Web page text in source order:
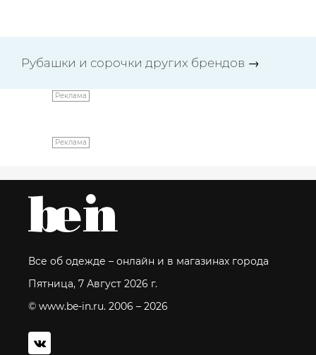
Рубашки и сорочки других брендов →
Реклама
Реклама
Все об одежде – онлайн и в магазинах города
Пятница, 7 Август 2026 г.
© www.be-in.ru. 2006 – 2026